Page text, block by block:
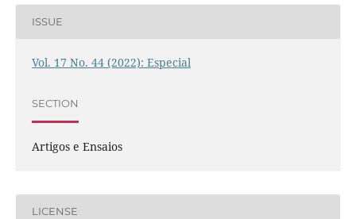
ISSUE
Vol. 17 No. 44 (2022): Especial
SECTION
Artigos e Ensaios
LICENSE